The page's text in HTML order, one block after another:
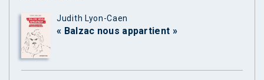
Judith Lyon-Caen
« Balzac nous appartient »